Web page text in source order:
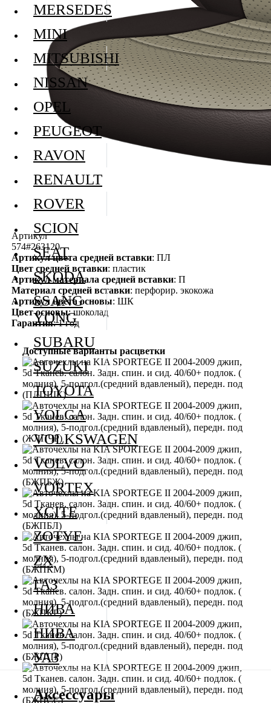
Артикул
574#263120
Артикул цвета средней вставки: ПЛ
Цвет средней вставки: пластик
Артикул материала средней вставки: П
Материал средней вставки: перфорир. экокожа
Артикул цвета основы: ШК
Цвет основы: шоколад
Гарантия: 1 год
Доступные варианты расцветки
MERSEDES
MINI
MITSUBISHI
NISSAN
OPEL
PEUGEOT
RAVON
RENAULT
ROVER
SCION
SEAT
SKODA
SSANG
YONG
SUBARU
SUZUKI
TOYOTA
VOLGA
VOLKSWAGEN
VOLVO
VORTEX
XCITE
ZOTYE
ZX
ГАЗ
НИВА
НИВА
УАЗ
Аксессуары